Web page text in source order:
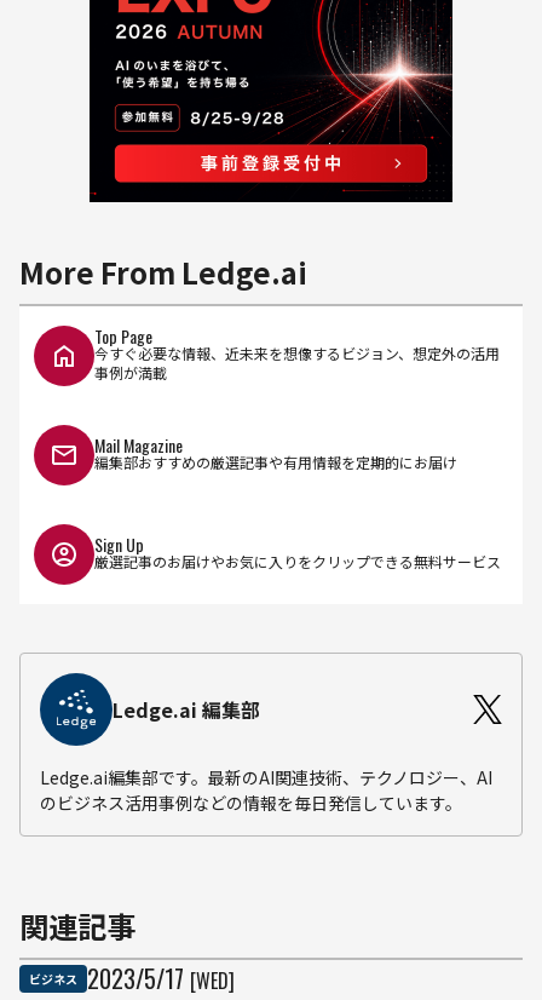
More From Ledge.ai
Top Page
今すぐ必要な情報、近未来を想像するビジョン、想定外の活用
事例が満載
Mail Magazine
編集部おすすめの厳選記事や有用情報を定期的にお届け
Sign Up
厳選記事のお届けやお気に入りをクリップできる無料サービス
Ledge.ai 編集部
Ledge.ai編集部です。最新のAI関連技術、テクノロジー、AI
のビジネス活用事例などの情報を毎日発信しています。
関連記事
ビジネス 2023/5/17 [WED]